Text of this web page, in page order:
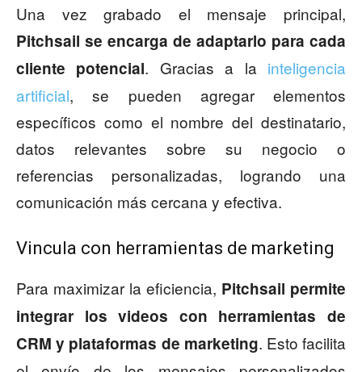
Una vez grabado el mensaje principal,
Pitchsail se encarga de adaptarlo para cada
cliente potencial. Gracias a la inteligencia
artificial, se pueden agregar elementos
específicos como el nombre del destinatario,
datos relevantes sobre su negocio o
referencias personalizadas, logrando una
comunicación más cercana y efectiva.
Vincula con herramientas de marketing
Para maximizar la eficiencia, Pitchsail permite
integrar los videos con herramientas de
CRM y plataformas de marketing. Esto facilita